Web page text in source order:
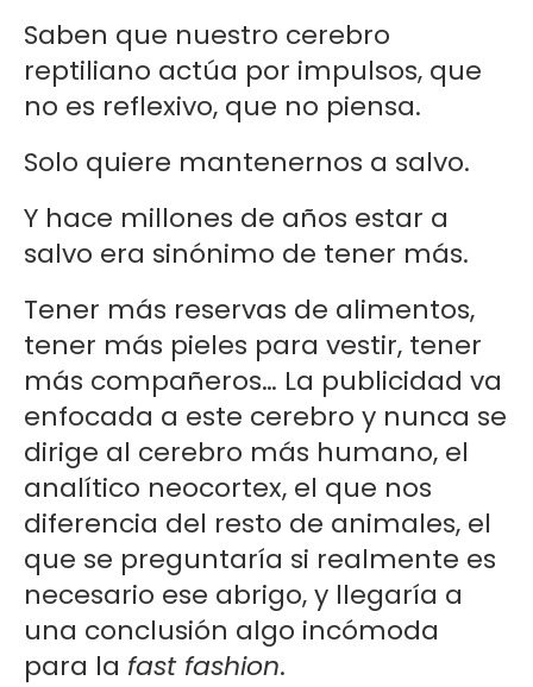
Saben que nuestro cerebro
reptiliano actúa por impulsos, que
no es reflexivo, que no piensa.
Solo quiere mantenernos a salvo.
Y hace millones de años estar a
salvo era sinónimo de tener más.
Tener más reservas de alimentos,
tener más pieles para vestir, tener
más compañeros… La publicidad va
enfocada a este cerebro y nunca se
dirige al cerebro más humano, el
analítico neocortex, el que nos
diferencia del resto de animales, el
que se preguntaría si realmente es
necesario ese abrigo, y llegaría a
una conclusión algo incómoda
para la fast fashion.